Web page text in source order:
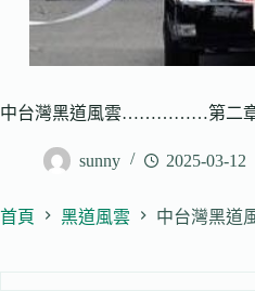
中台灣黑道風雲……………第二
sunny 2025-03-12
首頁 黑道風雲 中台灣黑